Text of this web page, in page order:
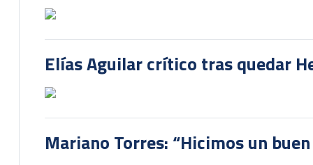
Elías Aguilar crítico tras quedar
Mariano Torres: “Hicimos un